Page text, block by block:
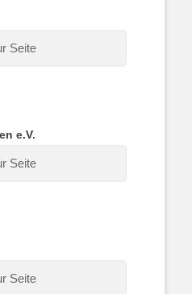
Seite
e.V.
Seite
Seite